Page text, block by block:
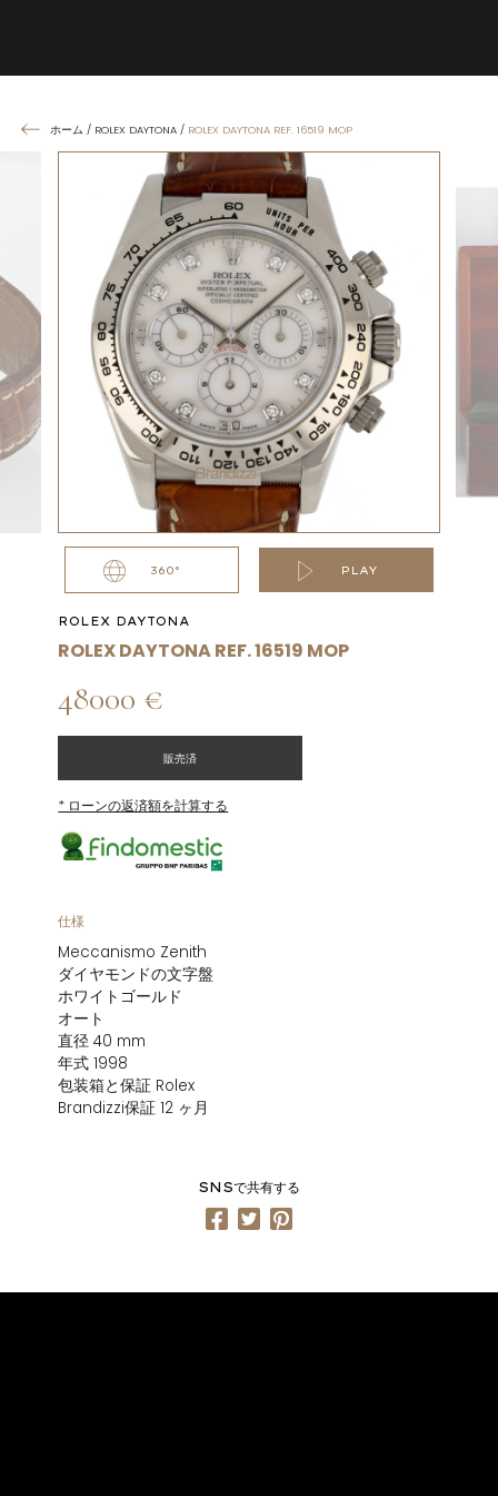
ホーム / ROLEX DAYTONA / ROLEX DAYTONA REF. 16519 MOP
360° PLAY
ROLEX DAYTONA
ROLEX DAYTONA REF. 16519 MOP
48000 €
販売済
* ローンの返済額を計算する
仕様
Meccanismo Zenith
ダイヤモンドの文字盤
ホワイトゴールド
オート
直径 40 mm
年式 1998
包装箱と保証 Rolex
Brandizzi保証 12 ヶ月
SNSで共有する